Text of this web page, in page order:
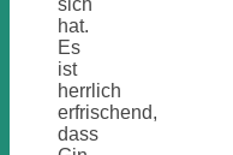
hat.
Es
ist
herrlich
erfrischend,
dass